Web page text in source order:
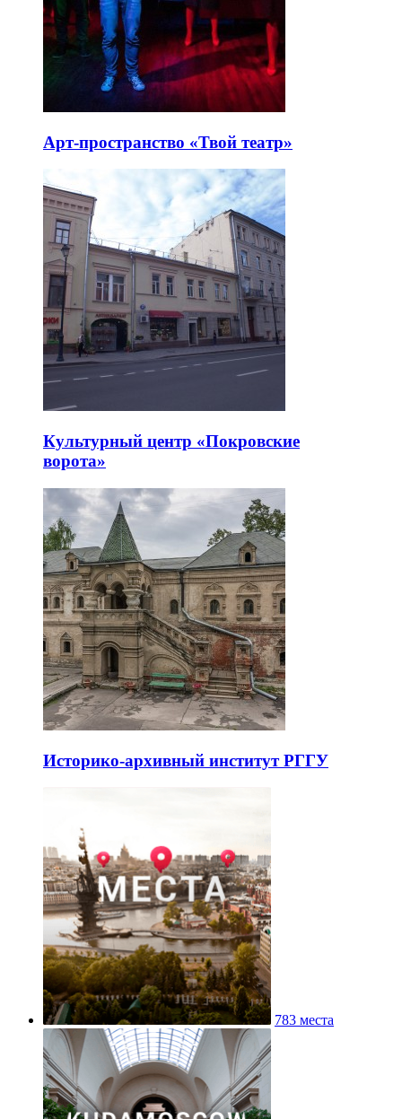
Арт-пространство «Твой театр»
Культурный центр «Покровские
ворота»
Историко-архивный институт РГГУ
783 места